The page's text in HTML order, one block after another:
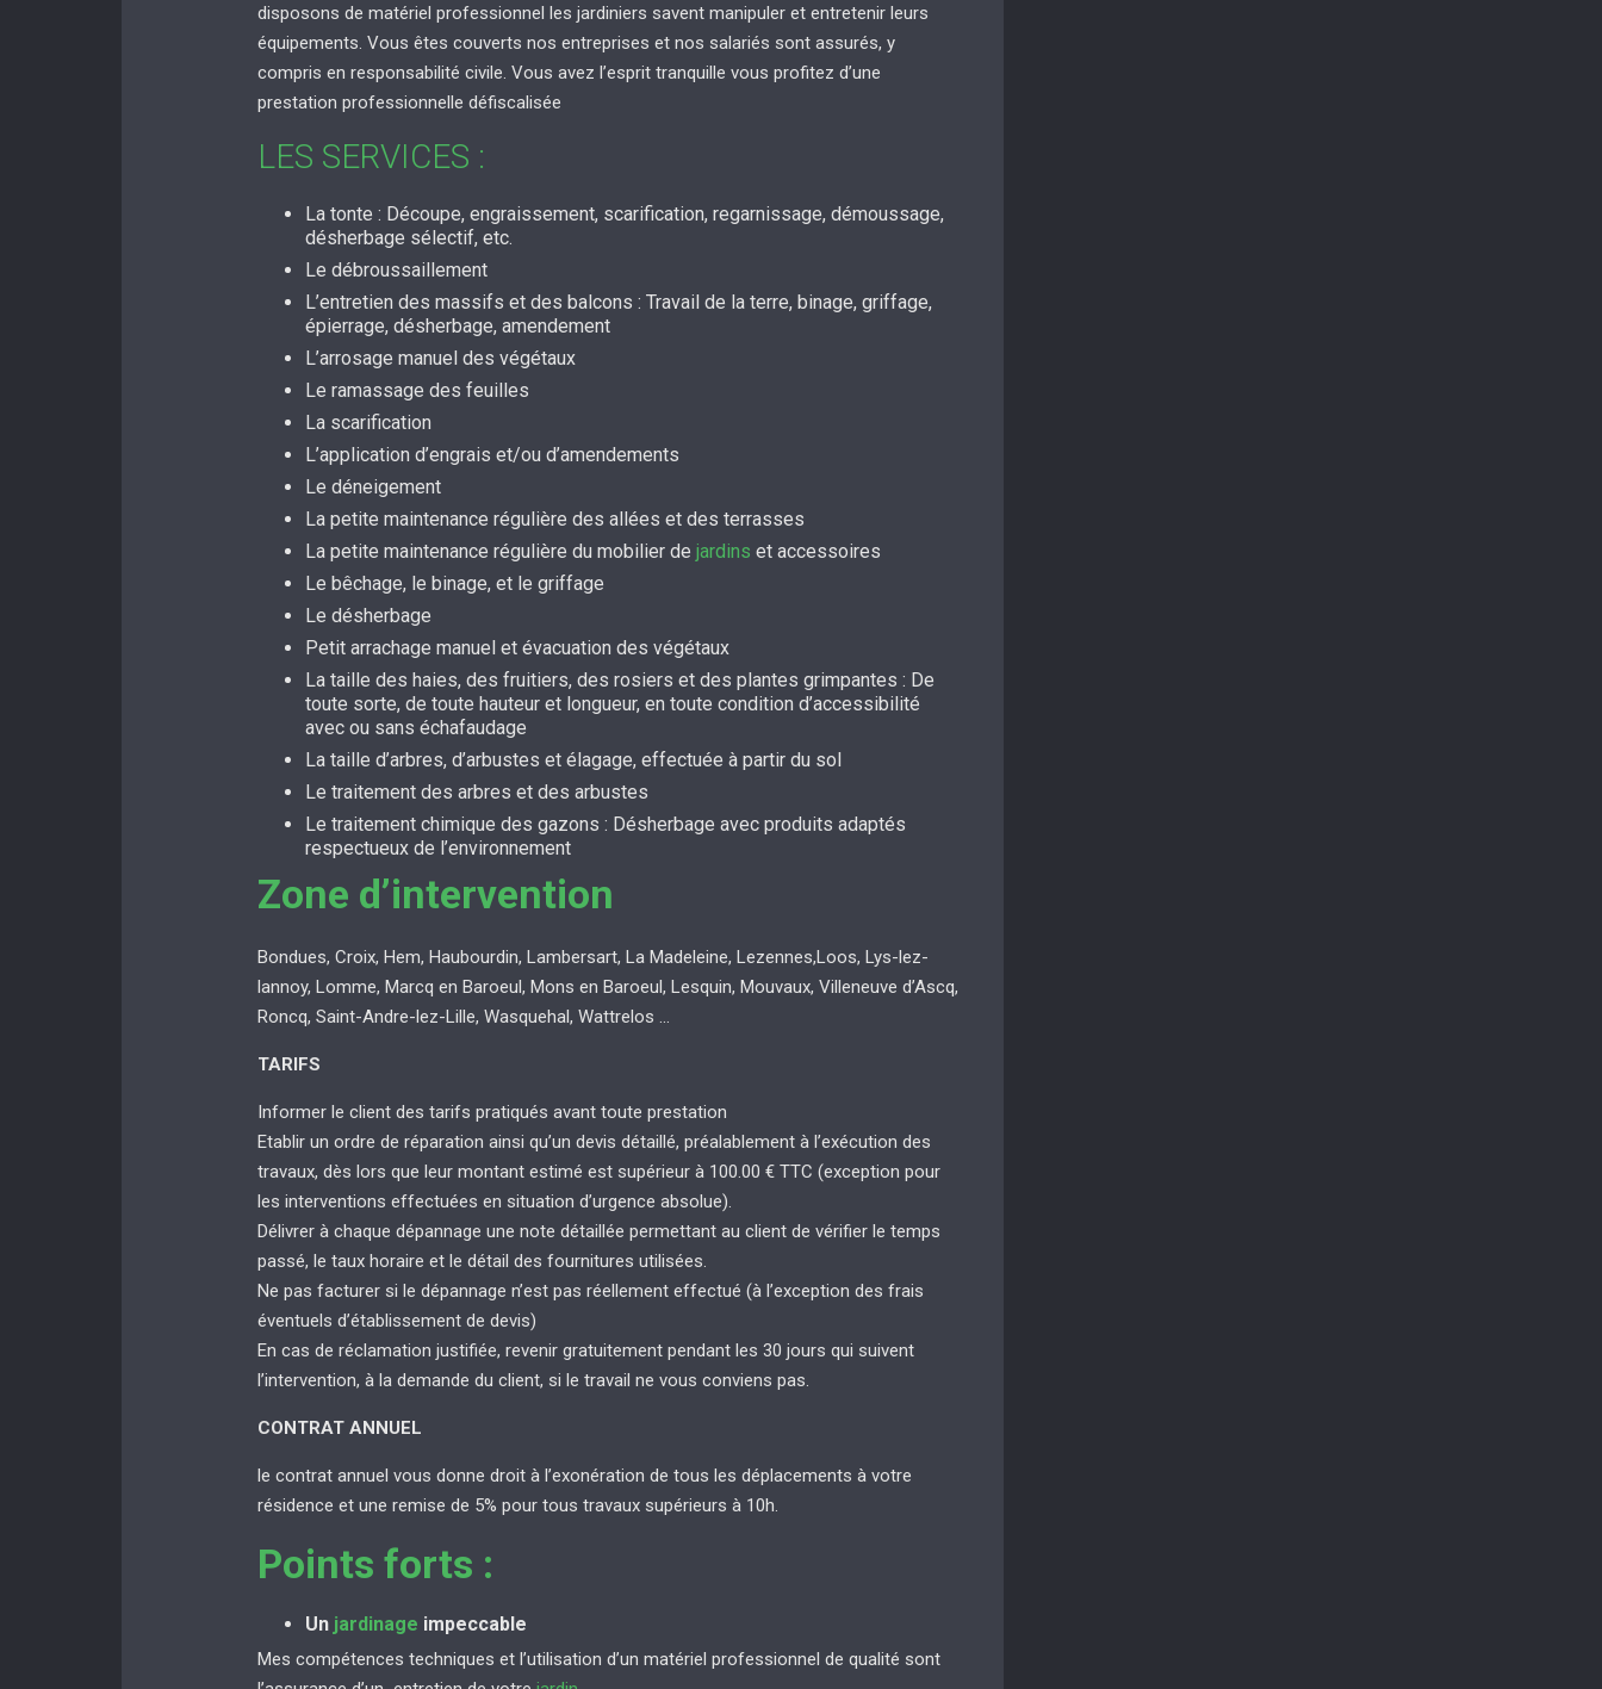
disposons de matériel professionnel les jardiniers savent manipuler et entretenir leurs
équipements. Vous êtes couverts nos entreprises et nos salariés sont assurés, y
compris en responsabilité civile. Vous avez l’esprit tranquille vous profitez d’une
prestation professionnelle défiscalisée
LES SERVICES :
La tonte : Découpe, engraissement, scarification, regarnissage, démoussage,
désherbage sélectif, etc.
Le débroussaillement
L’entretien des massifs et des balcons : Travail de la terre, binage, griffage,
épierrage, désherbage, amendement
L’arrosage manuel des végétaux
Le ramassage des feuilles
La scarification
L’application d’engrais et/ou d’amendements
Le déneigement
La petite maintenance régulière des allées et des terrasses
La petite maintenance régulière du mobilier de jardins et accessoires
Le bêchage, le binage, et le griffage
Le désherbage
Petit arrachage manuel et évacuation des végétaux
La taille des haies, des fruitiers, des rosiers et des plantes grimpantes : De
toute sorte, de toute hauteur et longueur, en toute condition d’accessibilité
avec ou sans échafaudage
La taille d’arbres, d’arbustes et élagage, effectuée à partir du sol
Le traitement des arbres et des arbustes
Le traitement chimique des gazons : Désherbage avec produits adaptés
respectueux de l’environnement
Zone d’intervention
Bondues, Croix, Hem, Haubourdin, Lambersart, La Madeleine, Lezennes,Loos, Lys-lez-
lannoy, Lomme, Marcq en Baroeul, Mons en Baroeul, Lesquin, Mouvaux, Villeneuve d’Ascq,
Roncq, Saint-Andre-lez-Lille, Wasquehal, Wattrelos …
TARIFS
Informer le client des tarifs pratiqués avant toute prestation
Etablir un ordre de réparation ainsi qu’un devis détaillé, préalablement à l’exécution des
travaux, dès lors que leur montant estimé est supérieur à 100.00 € TTC (exception pour
les interventions effectuées en situation d’urgence absolue).
Délivrer à chaque dépannage une note détaillée permettant au client de vérifier le temps
passé, le taux horaire et le détail des fournitures utilisées.
Ne pas facturer si le dépannage n’est pas réellement effectué (à l’exception des frais
éventuels d’établissement de devis)
En cas de réclamation justifiée, revenir gratuitement pendant les 30 jours qui suivent
l’intervention, à la demande du client, si le travail ne vous conviens pas.
CONTRAT ANNUEL
le contrat annuel vous donne droit à l’exonération de tous les déplacements à votre
résidence et une remise de 5% pour tous travaux supérieurs à 10h.
Points forts :
Un jardinage impeccable
Mes compétences techniques et l’utilisation d’un matériel professionnel de qualité sont